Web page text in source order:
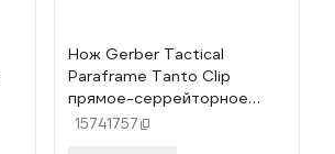
Нож Gerber Tactical
Paraframe Tanto Clip
прямое-серрейторное
лезвие 31-001731
15741757